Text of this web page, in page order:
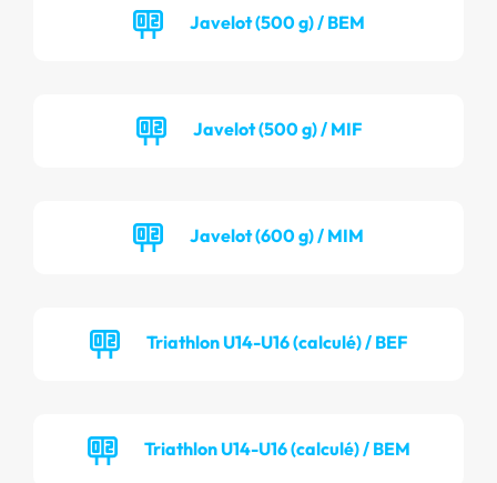
Javelot (500 g) / BEM
Javelot (500 g) / MIF
Javelot (600 g) / MIM
Triathlon U14-U16 (calculé) / BEF
Triathlon U14-U16 (calculé) / BEM